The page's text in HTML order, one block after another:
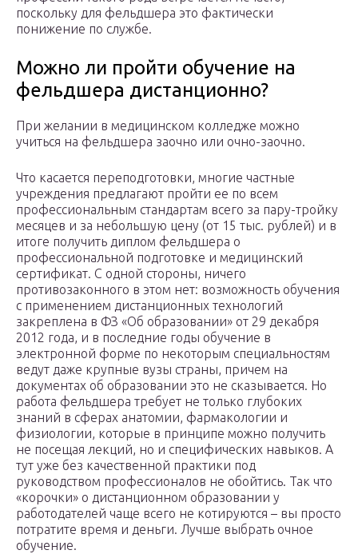
поскольку для фельдшера это фактически
понижение по службе.
Можно ли пройти обучение на
фельдшера дистанционно?
При желании в медицинском колледже можно
учиться на фельдшера заочно или очно-заочно.
Что касается переподготовки, многие частные
учреждения предлагают пройти ее по всем
профессиональным стандартам всего за пару-тройку
месяцев и за небольшую цену (от 15 тыс. рублей) и в
итоге получить диплом фельдшера о
профессиональной подготовке и медицинский
сертификат. С одной стороны, ничего
противозаконного в этом нет: возможность обучения
с применением дистанционных технологий
закреплена в ФЗ «Об образовании» от 29 декабря
2012 года, и в последние годы обучение в
электронной форме по некоторым специальностям
ведут даже крупные вузы страны, причем на
документах об образовании это не сказывается. Но
работа фельдшера требует не только глубоких
знаний в сферах анатомии, фармакологии и
физиологии, которые в принципе можно получить
не посещая лекций, но и специфических навыков. А
тут уже без качественной практики под
руководством профессионалов не обойтись. Так что
«корочки» о дистанционном образовании у
работодателей чаще всего не котируются – вы просто
потратите время и деньги. Лучше выбрать очное
обучение.